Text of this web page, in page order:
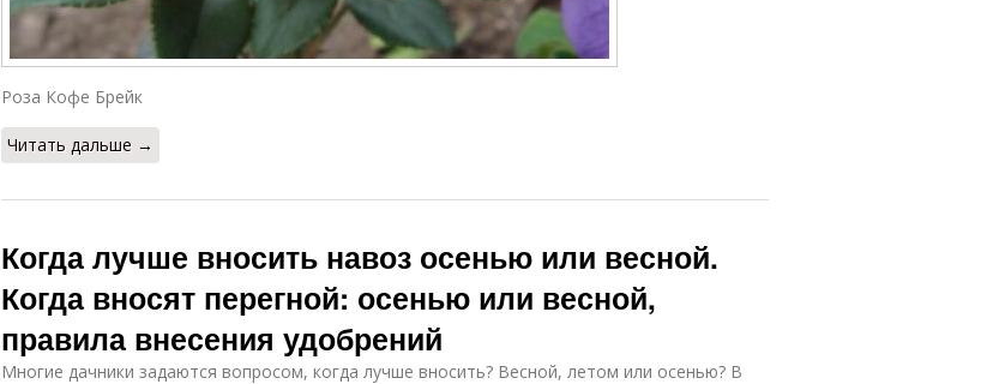
Роза Кофе Брейк
Читать дальше →
Когда лучше вносить навоз осенью или весной.
Когда вносят перегной: осенью или весной,
правила внесения удобрений
Многие дачники задаются вопросом, когда лучше вносить? Весной, летом или осенью? В